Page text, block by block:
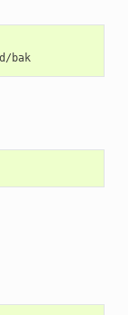
../build/bak